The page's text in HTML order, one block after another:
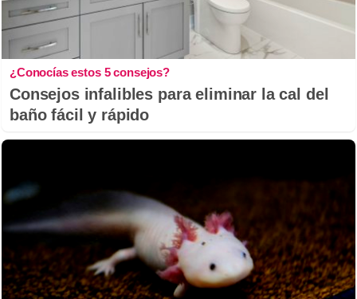
¿Conocías estos 5 consejos?
Consejos infalibles para eliminar la cal del
baño fácil y rápido